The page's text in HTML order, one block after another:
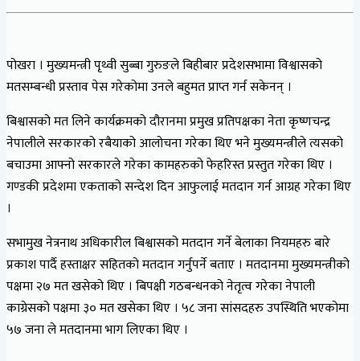
पोखरा । मुख्यमन्त्री पृथ्वी सुब्बा गुरुङले बिहीबार प्रदेशसभामा विश्वासको
मतसम्बन्धी प्रस्ताव पेस गरेकोमा उनले बहुमत प्राप्त गर्न सकेनन् ।
बिश्वासको मत लिने कार्यक्रमको दौरानमा प्रमुख प्रतिपक्षका नेता कृष्णचन्द्र
नेपालीले सरकारको रबैयाको आलोचना गरेका थिए भने मुख्यमन्त्रीले त्यसको
बचाउमा आफ्नो सरकारले गरेका कामहरुको फेहरिस्त प्रस्तुत गरेका थिए ।
गण्डकी प्रदेशमा एकताको सन्देश दिन आफुलाई मतदान गर्न आग्रह गरेका थिए
।
सभामुख नेत्रनाथ अधिकारील बिश्वासको मतदान गर्ने बेलाका नियमहरु बारे
प्रकाश पार्दै हस्ताक्षर सहितको मतदान गर्नुपर्ने बताए । मतदानमा मुख्यमन्त्रीको
पक्षमा २७ मत खसेको थिए । बिपक्षी गठबन्धनको नेतृत्व गरेका नेपाली
काग्रेसको पक्षमा ३० मत खसेका थिए । ५८ जना सांसदहरु उपस्थिति भएकोमा
५७ जना ले मतदानमा भाग लिएका थिए ।